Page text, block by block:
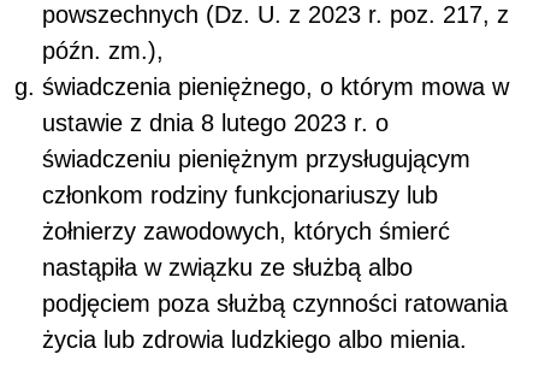
powszechnych (Dz. U. z 2023 r. poz. 217, z
późn. zm.),
świadczenia pieniężnego, o którym mowa w
ustawie z dnia 8 lutego 2023 r. o
świadczeniu pieniężnym przysługującym
członkom rodziny funkcjonariuszy lub
żołnierzy zawodowych, których śmierć
nastąpiła w związku ze służbą albo
podjęciem poza służbą czynności ratowania
życia lub zdrowia ludzkiego albo mienia.